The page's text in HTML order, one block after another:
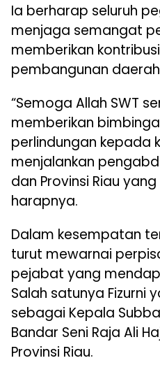
Ia berharap seluruh
menjaga semangat
memberikan
pembangunan
“Semoga Allah SWT
memberikan
perlindungan kepada
menjalankan
dan Provinsi Riau
harapnya.
Dalam kesempatan
turut mewarnai
pejabat yang
Salah satunya Fizurni
sebagai Kepala
Bandar Seni Raja Ali
Provinsi Riau.